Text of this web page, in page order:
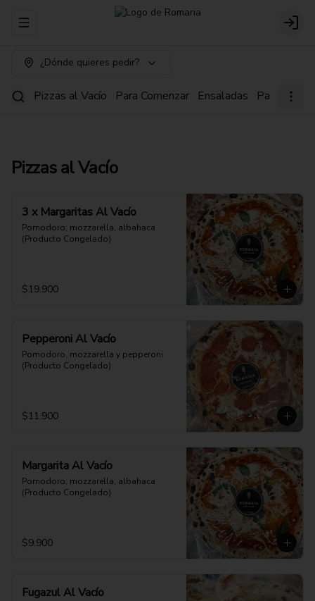
Abrir menu de navegación Login
¿Dónde quieres pedir?
Pizzas al Vacío Para Comenzar Ensaladas Pastas
Pizzas al Vacío
3 x Margaritas Al Vacío
Pomodoro, mozzarella, albahaca
(Producto Congelado)
$19.900
Pepperoni Al Vacío
Pomodoro, mozzarella y pepperoni
(Producto Congelado)
$11.900
Margarita Al Vacío
Pomodoro, mozzarella, albahaca
(Producto Congelado)
$9.900
Fugazul Al Vacío